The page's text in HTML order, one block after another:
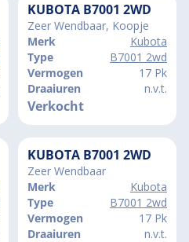
KUBOTA B7001 2WD
Zeer Wendbaar, Koopje
Merk
Kubota
Type
B7001 2wd
Vermogen
17 Pk
Draaiuren
n.v.t.
Verkocht
KUBOTA B7001 2WD
Zeer Wendbaar
Merk
Kubota
Type
B7001 2wd
Vermogen
17 Pk
Draaiuren
n.v.t.